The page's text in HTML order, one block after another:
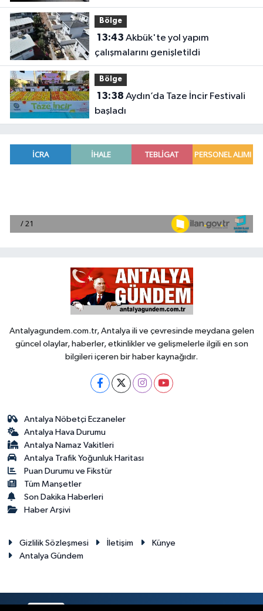
Bölge
13:43
çalışmalarını genişletildi
Bölge
13:38
başladı
Antalyagundem.com.tr, Antalya ili ve çevresinde meydana gelen
güncel olaylar, haberler, etkinlikler ve gelişmelerle ilgili en son
bilgileri içeren bir haber kaynağıdır.
Antalya Nöbetçi Eczaneler
Antalya Hava Durumu
Antalya Namaz Vakitleri
Antalya Trafik Yoğunluk Haritası
Puan Durumu ve Fikstür
Tüm Manşetler
Son Dakika Haberleri
Haber Arşivi
Gizlilik Sözleşmesi İletişim
Künye
Antalya Gündem